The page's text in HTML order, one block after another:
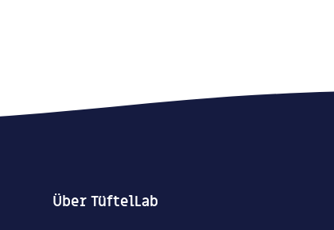
Über TüftelLab